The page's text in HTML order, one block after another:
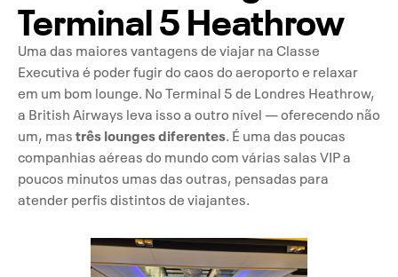
Impressões Finais
Terminal 5 Heathrow
Uma das maiores vantagens de viajar na Classe
Executiva é poder fugir do caos do aeroporto e relaxar
em um bom lounge. No Terminal 5 de Londres Heathrow,
a British Airways leva isso a outro nível — oferecendo não
um, mastrês lounges diferentes. É uma das poucas
companhias aéreas do mundo com várias salas VIP a
poucos minutos umas das outras, pensadas para
atender perfis distintos de viajantes.